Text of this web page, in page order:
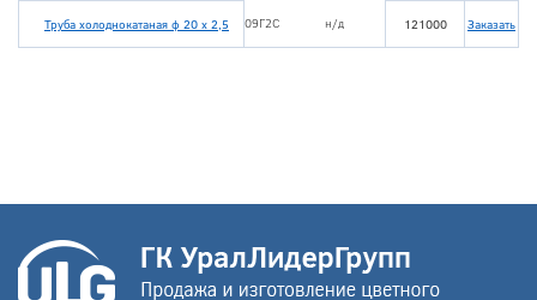
Труба холоднокатаная ф 20 х 2,5 09Г2С н/д 121000 Заказать